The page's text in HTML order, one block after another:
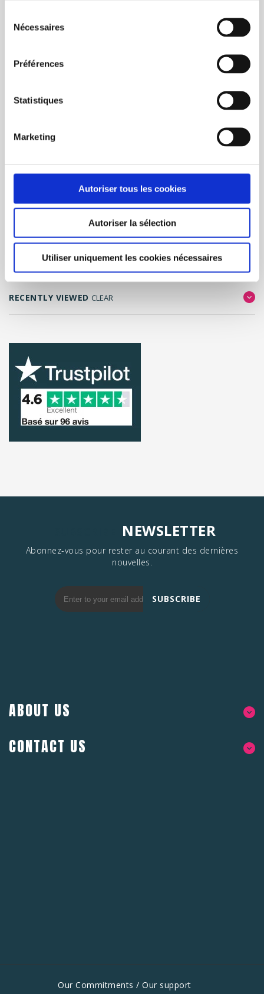
Nécessaires
Préférences
Statistiques
Marketing
Autoriser tous les cookies
Autoriser la sélection
Utiliser uniquement les cookies nécessaires
FILTER RESULTS
RECENTLY VIEWED CLEAR
NEWSLETTER
Abonnez-vous pour rester au courant des dernières
nouvelles.
SUBSCRIBE
ABOUT US
CONTACT US
Our Commitments / Our support